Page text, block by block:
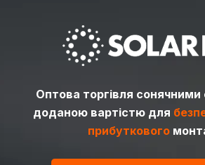
Оптова торгівля
доданою вартістю для
прибуткового